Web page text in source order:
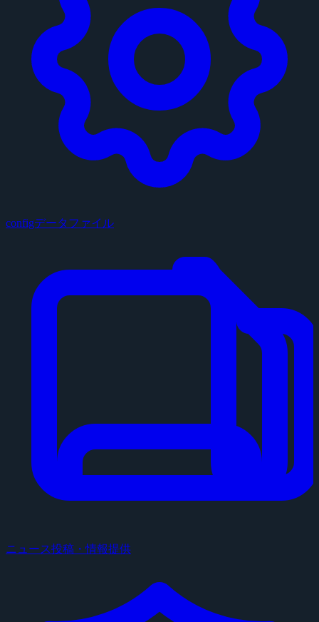
configデータファイル
ニュース投稿・情報提供